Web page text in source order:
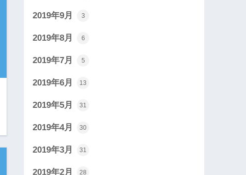
2019年9月 3
2019年8月 6
2019年7月 5
2019年6月 13
2019年5月 31
2019年4月 30
2019年3月 31
2019年2月 28